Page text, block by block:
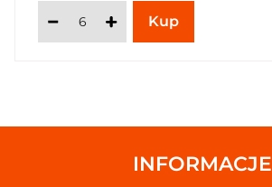
INFORMACJE